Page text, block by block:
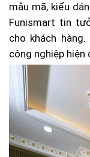
mẫu mã, kiểu
Funismart tin
cho khách
công nghiệp hiện